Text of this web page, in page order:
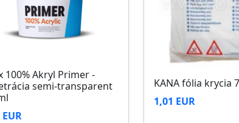
100% Akryl Primer -
semi-transparent
KANA fólia krycia
1,01 EUR